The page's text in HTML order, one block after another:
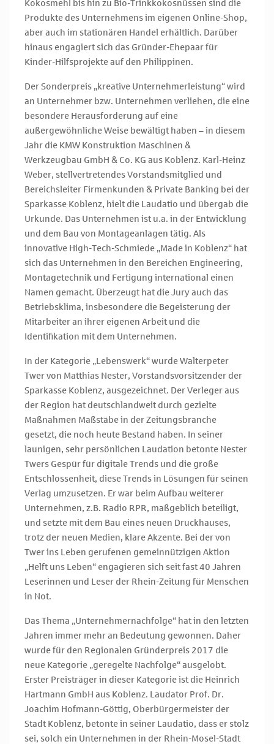
Kokosmehl bis hin zu Bio-Trinkkokosnüssen sind die
Produkte des Unternehmens im eigenen Online-Shop,
aber auch im stationären Handel erhältlich. Darüber
hinaus engagiert sich das Gründer-Ehepaar für
Kinder-Hilfsprojekte auf den Philippinen.
Der Sonderpreis „kreative Unternehmerleistung“ wird
an Unternehmer bzw. Unternehmen verliehen, die eine
besondere Herausforderung auf eine
außergewöhnliche Weise bewältigt haben – in diesem
Jahr die KMW Konstruktion Maschinen &
Werkzeugbau GmbH & Co. KG aus Koblenz. Karl-Heinz
Weber, stellvertretendes Vorstandsmitglied und
Bereichsleiter Firmenkunden & Private Banking bei der
Sparkasse Koblenz, hielt die Laudatio und übergab die
Urkunde. Das Unternehmen ist u.a. in der Entwicklung
und dem Bau von Montageanlagen tätig. Als
innovative High-Tech-Schmiede „Made in Koblenz“ hat
sich das Unternehmen in den Bereichen Engineering,
Montagetechnik und Fertigung international einen
Namen gemacht. Überzeugt hat die Jury auch das
Betriebsklima, insbesondere die Begeisterung der
Mitarbeiter an ihrer eigenen Arbeit und die
Identifikation mit dem Unternehmen.
In der Kategorie „Lebenswerk“ wurde Walterpeter
Twer von Matthias Nester, Vorstandsvorsitzender der
Sparkasse Koblenz, ausgezeichnet. Der Verleger aus
der Region hat deutschlandweit durch gezielte
Maßnahmen Maßstäbe in der Zeitungsbranche
gesetzt, die noch heute Bestand haben. In seiner
launigen, sehr persönlichen Laudation betonte Nester
Twers Gespür für digitale Trends und die große
Entschlossenheit, diese Trends in Lösungen für seinen
Verlag umzusetzen. Er war beim Aufbau weiterer
Unternehmen, z.B. Radio RPR, maßgeblich beteiligt,
und setzte mit dem Bau eines neuen Druckhauses,
trotz der neuen Medien, klare Akzente. Bei der von
Twer ins Leben gerufenen gemeinnützigen Aktion
„Helft uns Leben“ engagieren sich seit fast 40 Jahren
Leserinnen und Leser der Rhein-Zeitung für Menschen
in Not.
Das Thema „Unternehmernachfolge“ hat in den letzten
Jahren immer mehr an Bedeutung gewonnen. Daher
wurde für den Regionalen Gründerpreis 2017 die
neue Kategorie „geregelte Nachfolge“ ausgelobt.
Erster Preisträger in dieser Kategorie ist die Heinrich
Hartmann GmbH aus Koblenz. Laudator Prof. Dr.
Joachim Hofmann-Göttig, Oberbürgermeister der
Stadt Koblenz, betonte in seiner Laudatio, dass er stolz
sei, solch ein Unternehmen in der Rhein-Mosel-Stadt